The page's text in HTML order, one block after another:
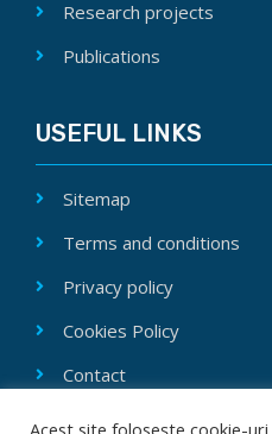
Research projects
Publications
USEFUL LINKS
Sitemap
Terms and conditions
Privacy policy
Cookies Policy
Contact
Acest site folosește cookie-